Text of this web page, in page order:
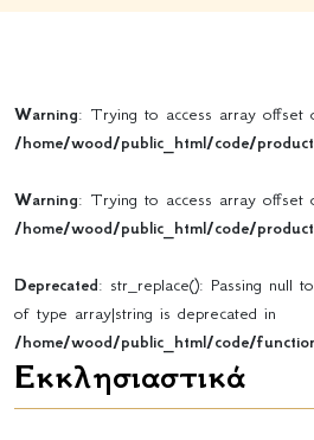
Warning: Trying to access array offset
/home/wood/public_html/code/
Warning: Trying to access array offset
/home/wood/public_html/code/
Deprecated: str_replace(): Passing null
of type array|string is deprecated in
/home/wood/public_html/code/
Εκκλησιαστικά